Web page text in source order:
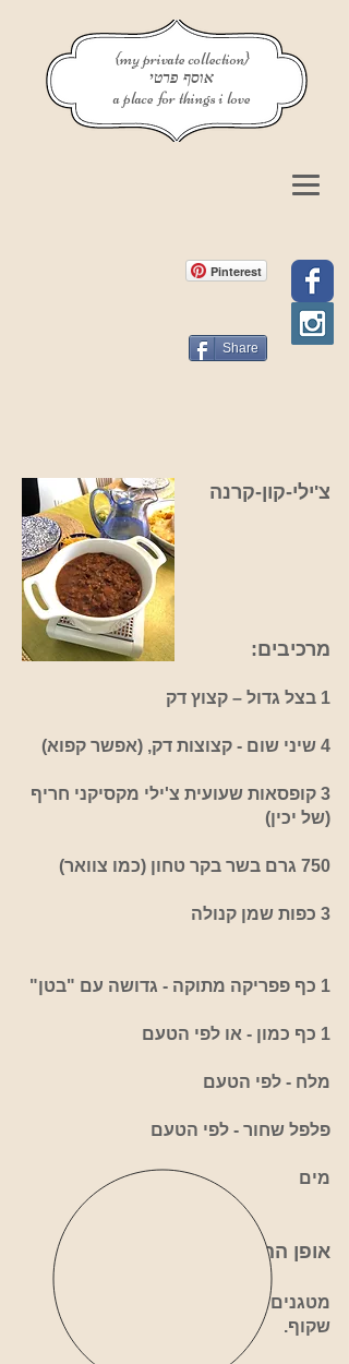
{my private collection}
אוסף פרטי
a place for things i love
Pinterest
Share
צ'ילי-קון-קרנה
מרכיבים:
1 בצל גדול – קצוץ דק
4 שיני שום - קצוצות דק, (אפשר קפוא)
3 קופסאות שעועית צ'ילי מקסיקני חריף
(של יכין)
750 גרם בשר בקר טחון (כמו צוואר)
3 כפות שמן קנולה
1 כף פפריקה מתוקה - גדושה עם "בטן"
1 כף כמון - או לפי הטעם
מלח - לפי הטעם
פלפל שחור - לפי הטעם
מים
אופן ההכנה:
מטגנים את הבצל בשמן עד שהופך
שקוף.